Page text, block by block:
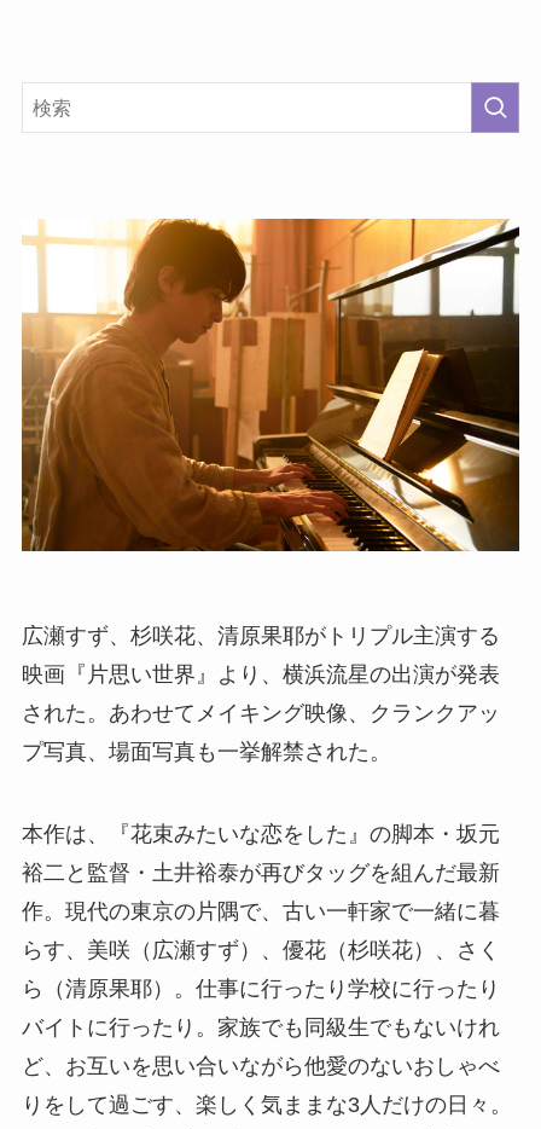
広瀬すず、杉咲花、清原果耶がトリプル主演する
映画『片思い世界』より、横浜流星の出演が発表
された。あわせてメイキング映像、クランクアッ
プ写真、場面写真も一挙解禁された。
本作は、『花束みたいな恋をした』の脚本・坂元
裕二と監督・土井裕泰が再びタッグを組んだ最新
作。現代の東京の片隅で、古い一軒家で一緒に暮
らす、美咲（広瀬すず）、優花（杉咲花）、さく
ら（清原果耶）。仕事に行ったり学校に行ったり
バイトに行ったり。家族でも同級生でもないけれ
ど、お互いを思い合いながら他愛のないおしゃべ
りをして過ごす、楽しく気ままな3人だけの日々。